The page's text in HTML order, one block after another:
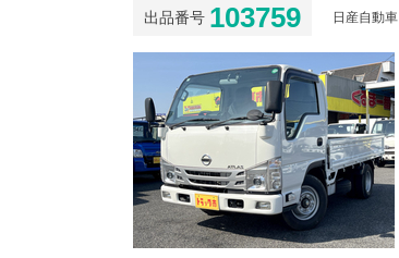
出品番号 103759 日産自動車